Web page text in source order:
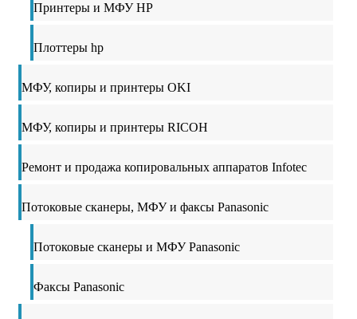
Принтеры и МФУ HP
Плоттеры hp
МФУ, копиры и принтеры OKI
МФУ, копиры и принтеры RICOH
Ремонт и продажа копировальных аппаратов Infotec
Потоковые сканеры, МФУ и факсы Panasonic
Потоковые сканеры и МФУ Panasonic
Факсы Panasonic